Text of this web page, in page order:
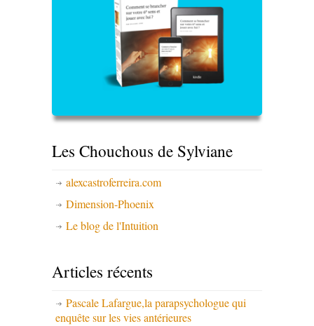
Les Chouchous de Sylviane
alexcastroferreira.com
Dimension-Phoenix
Le blog de l'Intuition
Articles récents
Pascale Lafargue,la parapsychologue qui
enquête sur les vies antérieures